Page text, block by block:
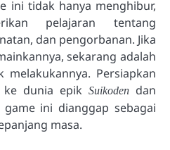
ini tidak hanya menghibur,
pelajaran tentang
dan pengorbanan. Jika
sekarang adalah
Persiapkan
dunia epik Suikodendan
ini dianggap sebagai
masa.